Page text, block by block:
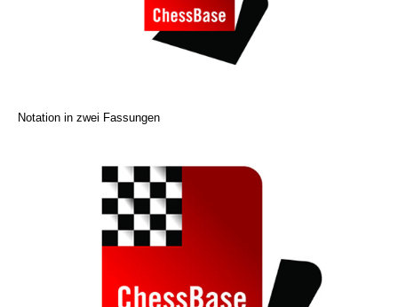
Notation in zwei Fassungen